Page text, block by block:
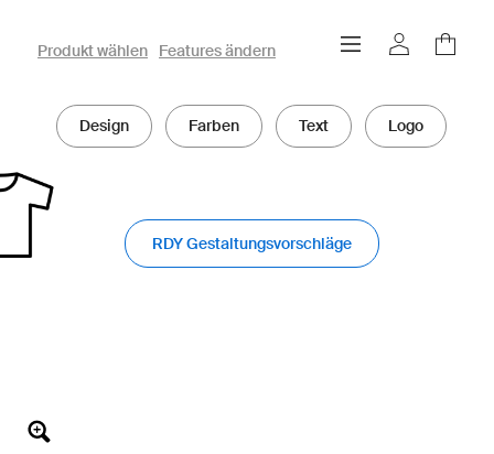
owayo 3D-Konfigurator
Produkt wählen Features ändern
Design Farben Text Logo
RDY Gestaltungsvorschläge